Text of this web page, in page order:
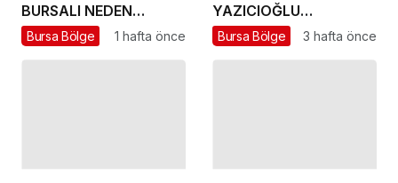
BURSALI NEDEN
YOKSULLAŞIYOR
Bursa Bölge 1 hafta önce
YAZICIOĞLU
DAVASINDA ADALET
Bursa Bölge 3 hafta önce